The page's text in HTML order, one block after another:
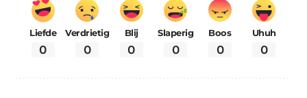
Liefde
0
Verdrietig
0
Blij
0
Slaperig
0
Boos
0
Uhuh
0